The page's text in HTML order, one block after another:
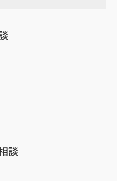
談